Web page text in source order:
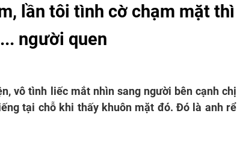
lần tôi tình cờ chạm mặt thì
người quen
vô tình liếc mắt nhìn sang người bên cạnh chị
tại chỗ khi thấy khuôn mặt đó. Đó là anh rể